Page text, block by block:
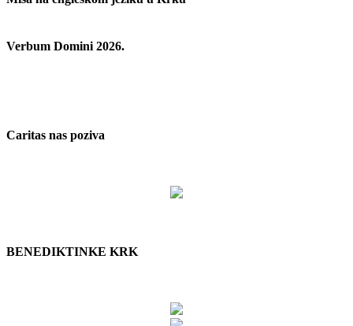
Verbum Domini 2026.
Caritas nas poziva
BENEDIKTINKE KRK